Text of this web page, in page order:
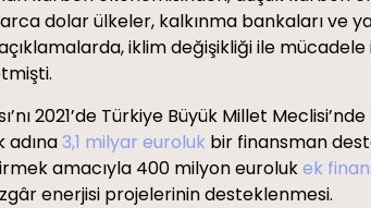
dolar ülkeler, kalkınma bankaları ve
iklim değişikliği ile
2021’de Türkiye Büyük Millet
adına3,1 milyar euroluk bir finansman
amacıyla 400 milyon eurolukek
enerjisi projelerinin desteklenmesi.